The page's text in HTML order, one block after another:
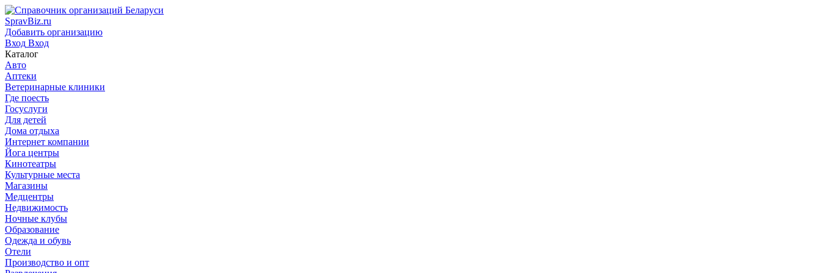
SpravBiz.ru
Добавить организацию
Вход Вход
Каталог
Авто
Аптеки
Ветеринарные клиники
Где поесть
Госуслуги
Для детей
Дома отдыха
Интернет компании
Йога центры
Кинотеатры
Культурные места
Магазины
Медцентры
Недвижимость
Ночные клубы
Образование
Одежда и обувь
Отели
Производство и опт